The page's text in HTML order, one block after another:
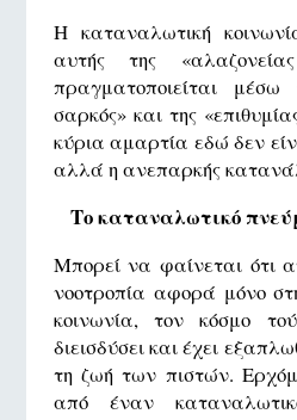
Η καταναλωτική
αυτής της
πραγματοποιείται μέσω
σαρκός» και της
κύρια αμαρτία εδώ δεν
αλλά η ανεπαρκής
Το καταναλωτικό
Μπορεί να φαίνεται ότι
νοοτροπία αφορά μόνο
κοινωνία, τον κόσμο
διεισδύσει και έχει
τη ζωή των πιστών.
από έναν